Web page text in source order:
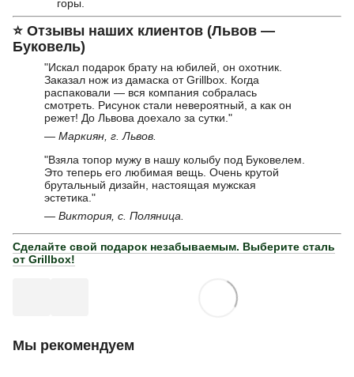
горы.
⭐ Отзывы наших клиентов (Львов —
Буковель)
"Искал подарок брату на юбилей, он охотник.
Заказал нож из дамаска от Grillbox. Когда
распаковали — вся компания собралась
смотреть. Рисунок стали невероятный, а как он
режет! До Львова доехало за сутки."
— Маркиян, г. Львов.
"Взяла топор мужу в нашу колыбу под Буковелем.
Это теперь его любимая вещь. Очень крутой
брутальный дизайн, настоящая мужская
эстетика."
— Виктория, с. Поляница.
Сделайте свой подарок незабываемым. Выберите сталь
от Grillbox!
Мы рекомендуем